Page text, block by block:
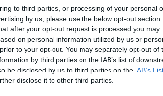
to third parties, or processing of your personal
by us, please use the below opt-out section
after your opt-out request is processed you may
on personal information utilized by us or
to your opt-out. You may separately opt-out of
by third parties on the IAB’s list of
be disclosed by us to third parties on the IAB’s
disclose it to other third parties.